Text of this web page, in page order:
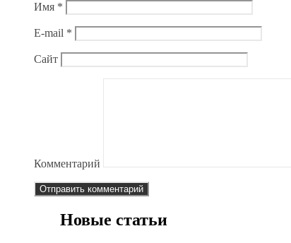
Имя *
E-mail *
Сайт
Комментарий
Новые статьи